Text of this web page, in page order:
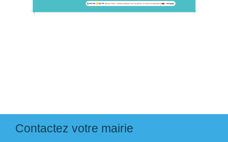
Contactez votre mairie